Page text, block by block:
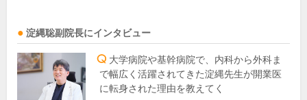
淀縄聡副院長にインタビュー
大学病院や基幹病院で、内科から外科ま
で幅広く活躍されてきた淀縄先生が開業医
に転身された理由を教えてく